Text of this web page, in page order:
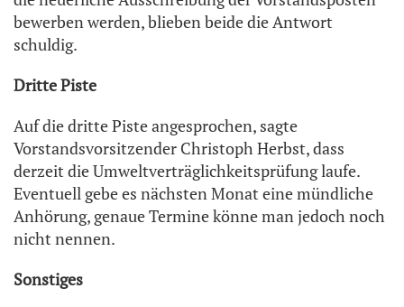
bewerben werden, blieben beide die Antwort
schuldig.
Dritte Piste
Auf die dritte Piste angesprochen, sagte
Vorstandsvorsitzender Christoph Herbst, dass
derzeit die Umweltverträglichkeitsprüfung laufe.
Eventuell gebe es nächsten Monat eine mündliche
Anhörung, genaue Termine könne man jedoch noch
nicht nennen.
Sonstiges